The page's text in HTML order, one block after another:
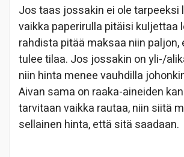
Jos taas jossakin ei ole tarpeeksi
vaikka paperirulla pitäisi kuljettaa
rahdista pitää maksaa niin paljon,
tulee tilaa. Jos jossakin on yli-/
niin hinta menee vauhdilla
Aivan sama on raaka-aineiden
tarvitaan vaikka rautaa, niin siitä
sellainen hinta, että sitä saadaan.